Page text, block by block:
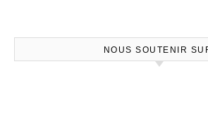
NOUS SOUTENIR